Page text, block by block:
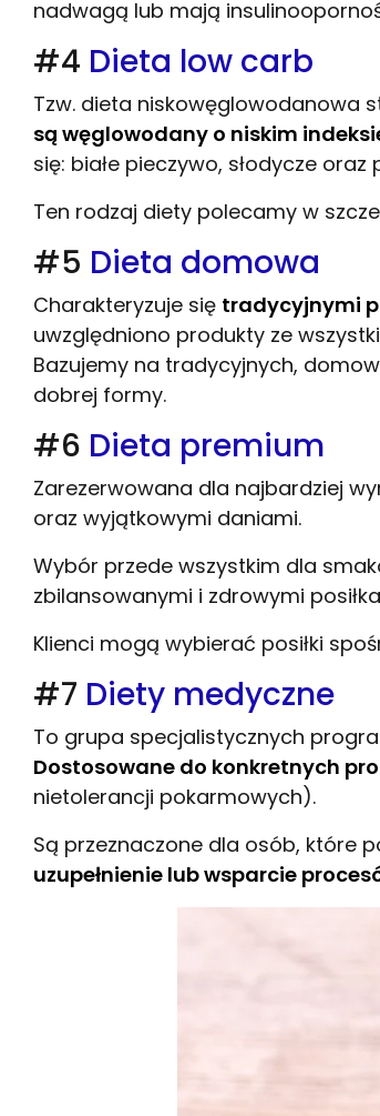
nadwagą lub mają
#4 Dieta low carb
Tzw. dieta niskowęglowodanowa
są węglowodany o niskim
się: białe pieczywo, słodycze
Ten rodzaj diety polecamy w
#5 Dieta domowa
Charakteryzuje się tradycyjnymi
uwzględniono produkty ze
Bazujemy na tradycyjnych,
dobrej formy.
#6 Dieta premium
Zarezerwowana dla najbardziej
oraz wyjątkowymi daniami.
Wybór przede wszystkim dla
zbilansowanymi i zdrowymi
Klienci mogą wybierać posiłki
#7 Diety medyczne
To grupa specjalistycznych
Dostosowane do konkretnych
nietolerancji pokarmowych).
Są przeznaczone dla osób, które
uzupełnienie lub wsparcie